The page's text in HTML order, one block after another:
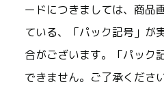
ードにつきましては、商品
ている、「パック記号」が
合がございます。「パック
できません。ご了承ください